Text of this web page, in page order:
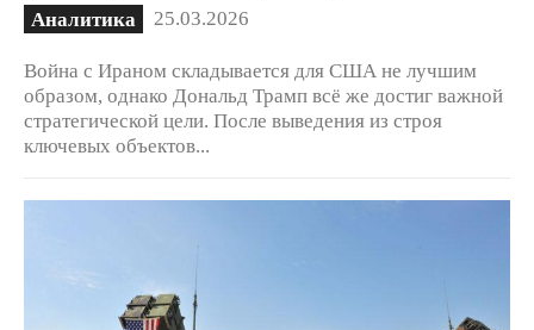
Аналитика 25.03.2026
Война с Ираном складывается для США не лучшим
образом, однако Дональд Трамп всё же достиг важной
стратегической цели. После выведения из строя
ключевых объектов...